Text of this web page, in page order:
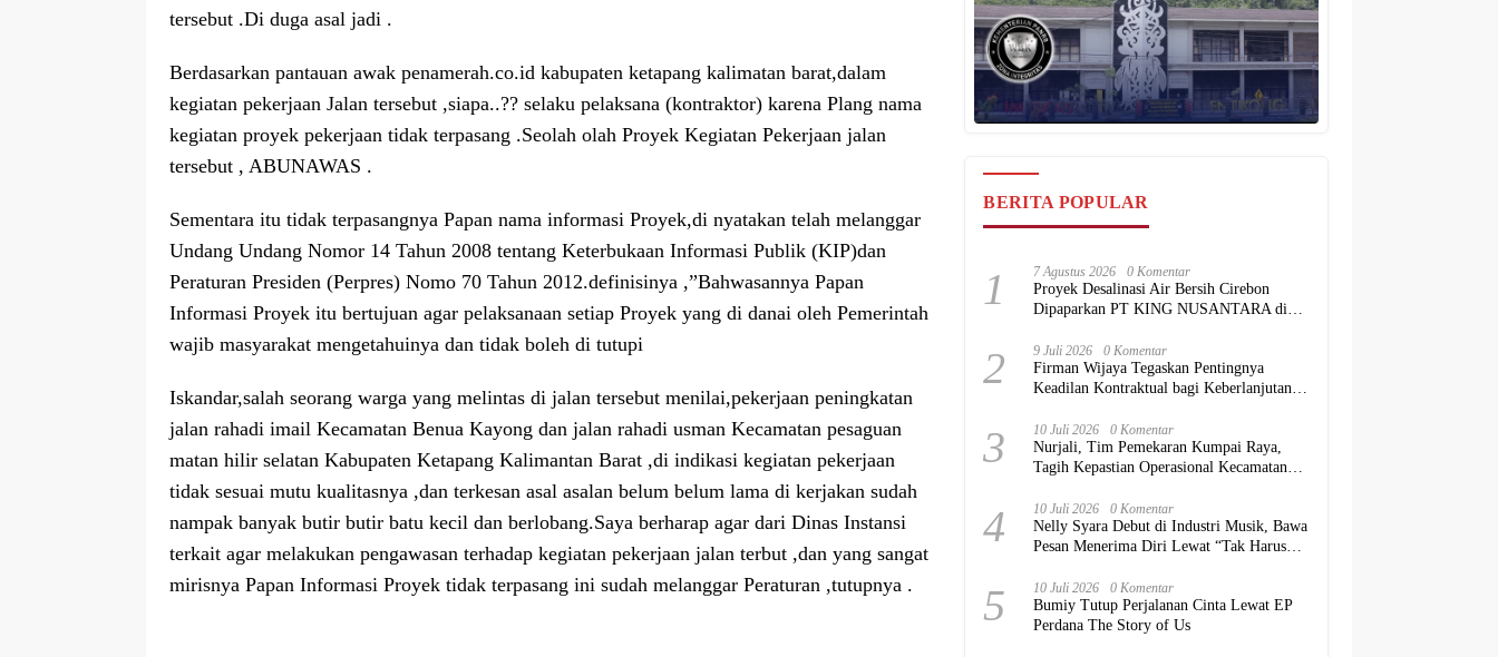
tersebut .Di duga asal jadi .
Berdasarkan pantauan awak penamerah.co.id kabupaten ketapang kalimatan barat,dalam
kegiatan pekerjaan Jalan tersebut ,siapa..?? selaku pelaksana (kontraktor) karena Plang nama
kegiatan proyek pekerjaan tidak terpasang .Seolah olah Proyek Kegiatan Pekerjaan jalan
tersebut , ABUNAWAS .
Sementara itu tidak terpasangnya Papan nama informasi Proyek,di nyatakan telah melanggar
Undang Undang Nomor 14 Tahun 2008 tentang Keterbukaan Informasi Publik (KIP)dan
Peraturan Presiden (Perpres) Nomo 70 Tahun 2012.definisinya ,”Bahwasannya Papan
Informasi Proyek itu bertujuan agar pelaksanaan setiap Proyek yang di danai oleh Pemerintah
wajib masyarakat mengetahuinya dan tidak boleh di tutupi
Iskandar,salah seorang warga yang melintas di jalan tersebut menilai,pekerjaan peningkatan
jalan rahadi imail Kecamatan Benua Kayong dan jalan rahadi usman Kecamatan pesaguan
matan hilir selatan Kabupaten Ketapang Kalimantan Barat ,di indikasi kegiatan pekerjaan
tidak sesuai mutu kualitasnya ,dan terkesan asal asalan belum belum lama di kerjakan sudah
nampak banyak butir butir batu kecil dan berlobang.Saya berharap agar dari Dinas Instansi
terkait agar melakukan pengawasan terhadap kegiatan pekerjaan jalan terbut ,dan yang sangat
mirisnya Papan Informasi Proyek tidak terpasang ini sudah melanggar Peraturan ,tutupnya .
BERITA POPULAR
1 7 Agustus 2026 0 Komentar
Proyek Desalinasi Air Bersih Cirebon
Dipaparkan PT KING NUSANTARA di
2 9 Juli 2026 0 Komentar
Firman Wijaya Tegaskan Pentingnya
Keadilan Kontraktual bagi Keberlanjutan
3 10 Juli 2026 0 Komentar
Nurjali, Tim Pemekaran Kumpai Raya,
Tagih Kepastian Operasional Kecamatan
4 10 Juli 2026 0 Komentar
Nelly Syara Debut di Industri Musik, Bawa
Pesan Menerima Diri Lewat “Tak Harus
5 10 Juli 2026 0 Komentar
Bumiy Tutup Perjalanan Cinta Lewat EP
Perdana The Story of Us